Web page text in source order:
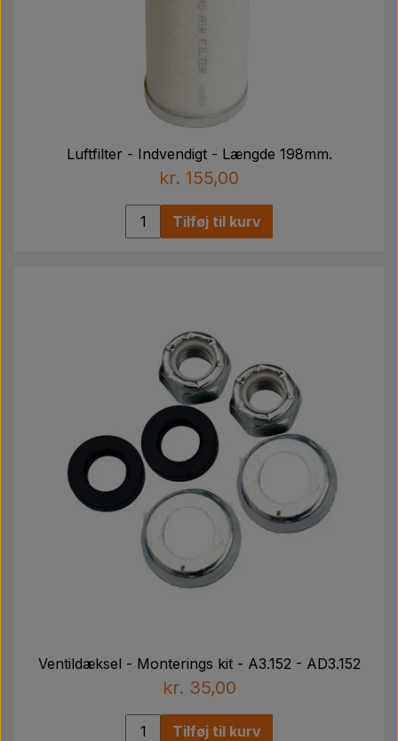
Luftfilter - Indvendigt - Længde 198mm.
kr. 155,00
Tilføj til kurv
Ventildæksel - Monterings kit - A3.152 - AD3.152
kr. 35,00
Tilføj til kurv